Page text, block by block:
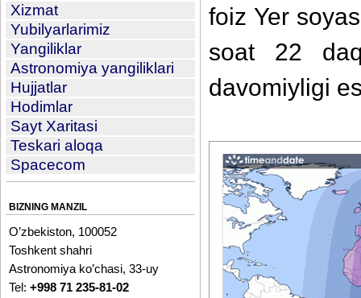
Xizmat
Yubilyarlarimiz
Yangiliklar
Astronomiya yangiliklari
Hujjatlar
Hodimlar
Sayt Xaritasi
Teskari aloqa
Spacecom
BIZNING MANZIL
O’zbekiston, 100052
Toshkent shahri
Astronomiya ko’chasi, 33-uy
Tel: +998 71 235-81-02
foiz Yer
soat 22
davomiyligi